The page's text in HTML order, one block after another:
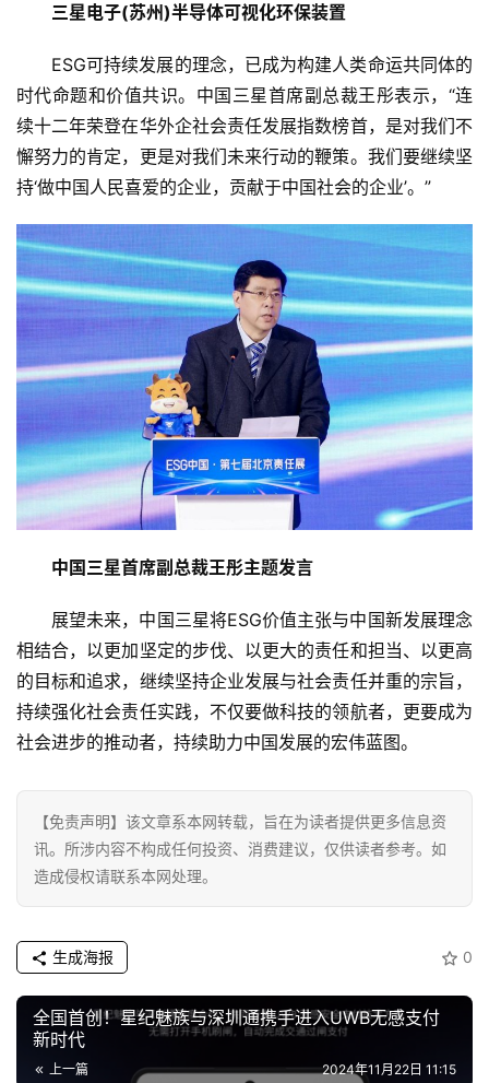
三星电子(苏州)半导体可视化环保装置
ESG可持续发展的理念，已成为构建人类命运共同体的
时代命题和价值共识。中国三星首席副总裁王彤表示，“连
续十二年荣登在华外企社会责任发展指数榜首，是对我们不
懈努力的肯定，更是对我们未来行动的鞭策。我们要继续坚
持‘做中国人民喜爱的企业，贡献于中国社会的企业’。”
中国三星首席副总裁王彤主题发言
展望未来，中国三星将ESG价值主张与中国新发展理念
相结合，以更加坚定的步伐、以更大的责任和担当、以更高
的目标和追求，继续坚持企业发展与社会责任并重的宗旨，
持续强化社会责任实践，不仅要做科技的领航者，更要成为
社会进步的推动者，持续助力中国发展的宏伟蓝图。
【免责声明】该文章系本网转载，旨在为读者提供更多信息资
讯。所涉内容不构成任何投资、消费建议，仅供读者参考。如
造成侵权请联系本网处理。
0
生成海报
全国首创！星纪魅族与深圳通携手进入UWB无感支付
新时代
上一篇 2024年11月22日 11:15